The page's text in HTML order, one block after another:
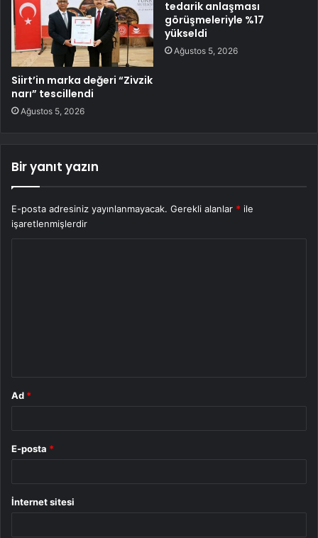
Siirt’in marka değeri “Zivzik
narı” tescillendi
Ağustos 5, 2026
tedarik anlaşması
görüşmeleriyle %17
yükseldi
Ağustos 5, 2026
Bir yanıt yazın
E-posta adresiniz yayınlanmayacak. Gerekli alanlar * ile
işaretlenmişlerdir
Ad *
E-posta *
İnternet sitesi